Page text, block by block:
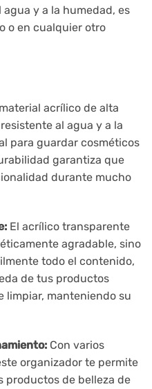
y a la humedad, es
o en cualquier otro
acrílico de alta
al agua y a la
para guardar cosméticos
garantiza que
durante mucho
El acrílico transparente
agradable, sino
todo el contenido,
de tus productos
limpiar, manteniendo su
Con varios
organizador te permite
productos de belleza de